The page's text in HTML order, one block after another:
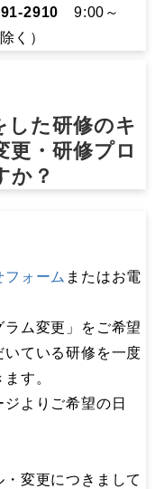
2910 9:00～
く）
した研修のキ
更・研修プロ
か？
フォーム またはお電
ラム変更」をご希望
ている研修を一度
す。
よりご希望の日
変更につきまして